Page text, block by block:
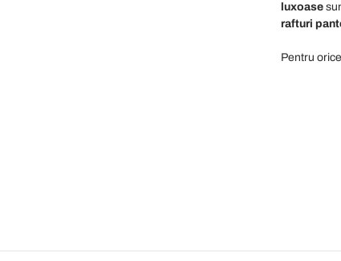
luxoase
rafturi
Pentru